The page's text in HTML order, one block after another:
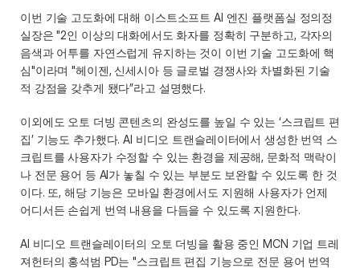
이번 기술 고도화에 대해 이스트소프트 AI 엔진 플랫폼실 정의정
실장은 "2인 이상의 대화에서도 화자를 정확히 구분하고, 각자의
음색과 어투를 자연스럽게 유지하는 것이 이번 기술 고도화에 핵
심"이라며 "헤이젠, 신세시아 등 글로벌 경쟁사와 차별화된 기술
적 강점을 갖추게 됐다”라고 설명했다.
이외에도 오토 더빙 콘텐츠의 완성도를 높일 수 있는 ‘스크립트 편
집’ 기능도 추가했다. AI 비디오 트랜슬레이터에서 생성한 번역 스
크립트를 사용자가 수정할 수 있는 환경을 제공해, 문화적 맥락이
나 전문 용어 등 AI가 놓칠 수 있는 부분도 보완할 수 있도록 한 것
이다. 또, 해당 기능은 모바일 환경에서도 지원해 사용자가 언제
어디서든 손쉽게 번역 내용을 다듬을 수 있도록 지원한다.
AI 비디오 트랜슬레이터의 오토 더빙을 활용 중인 MCN 기업 트레
져헌터의 홍석범 PD는 "스크립트 편집 기능으로 전문 용어 번역